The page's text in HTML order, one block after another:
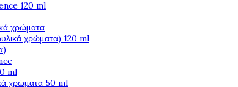
120 ml
χρώματα
χρώματα) 120 ml
ml
χρώματα 50 ml